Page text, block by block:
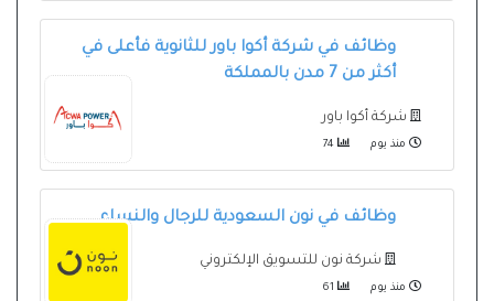
وظائف في شركة أكوا باور للثانوية فأعلى في
أكثر من 7 مدن بالمملكة
شركة أكوا باور
منذ يوم
وظائف في نون السعودية للرجال والنساء
شركة نون للتسويق الإلكتروني
منذ يوم